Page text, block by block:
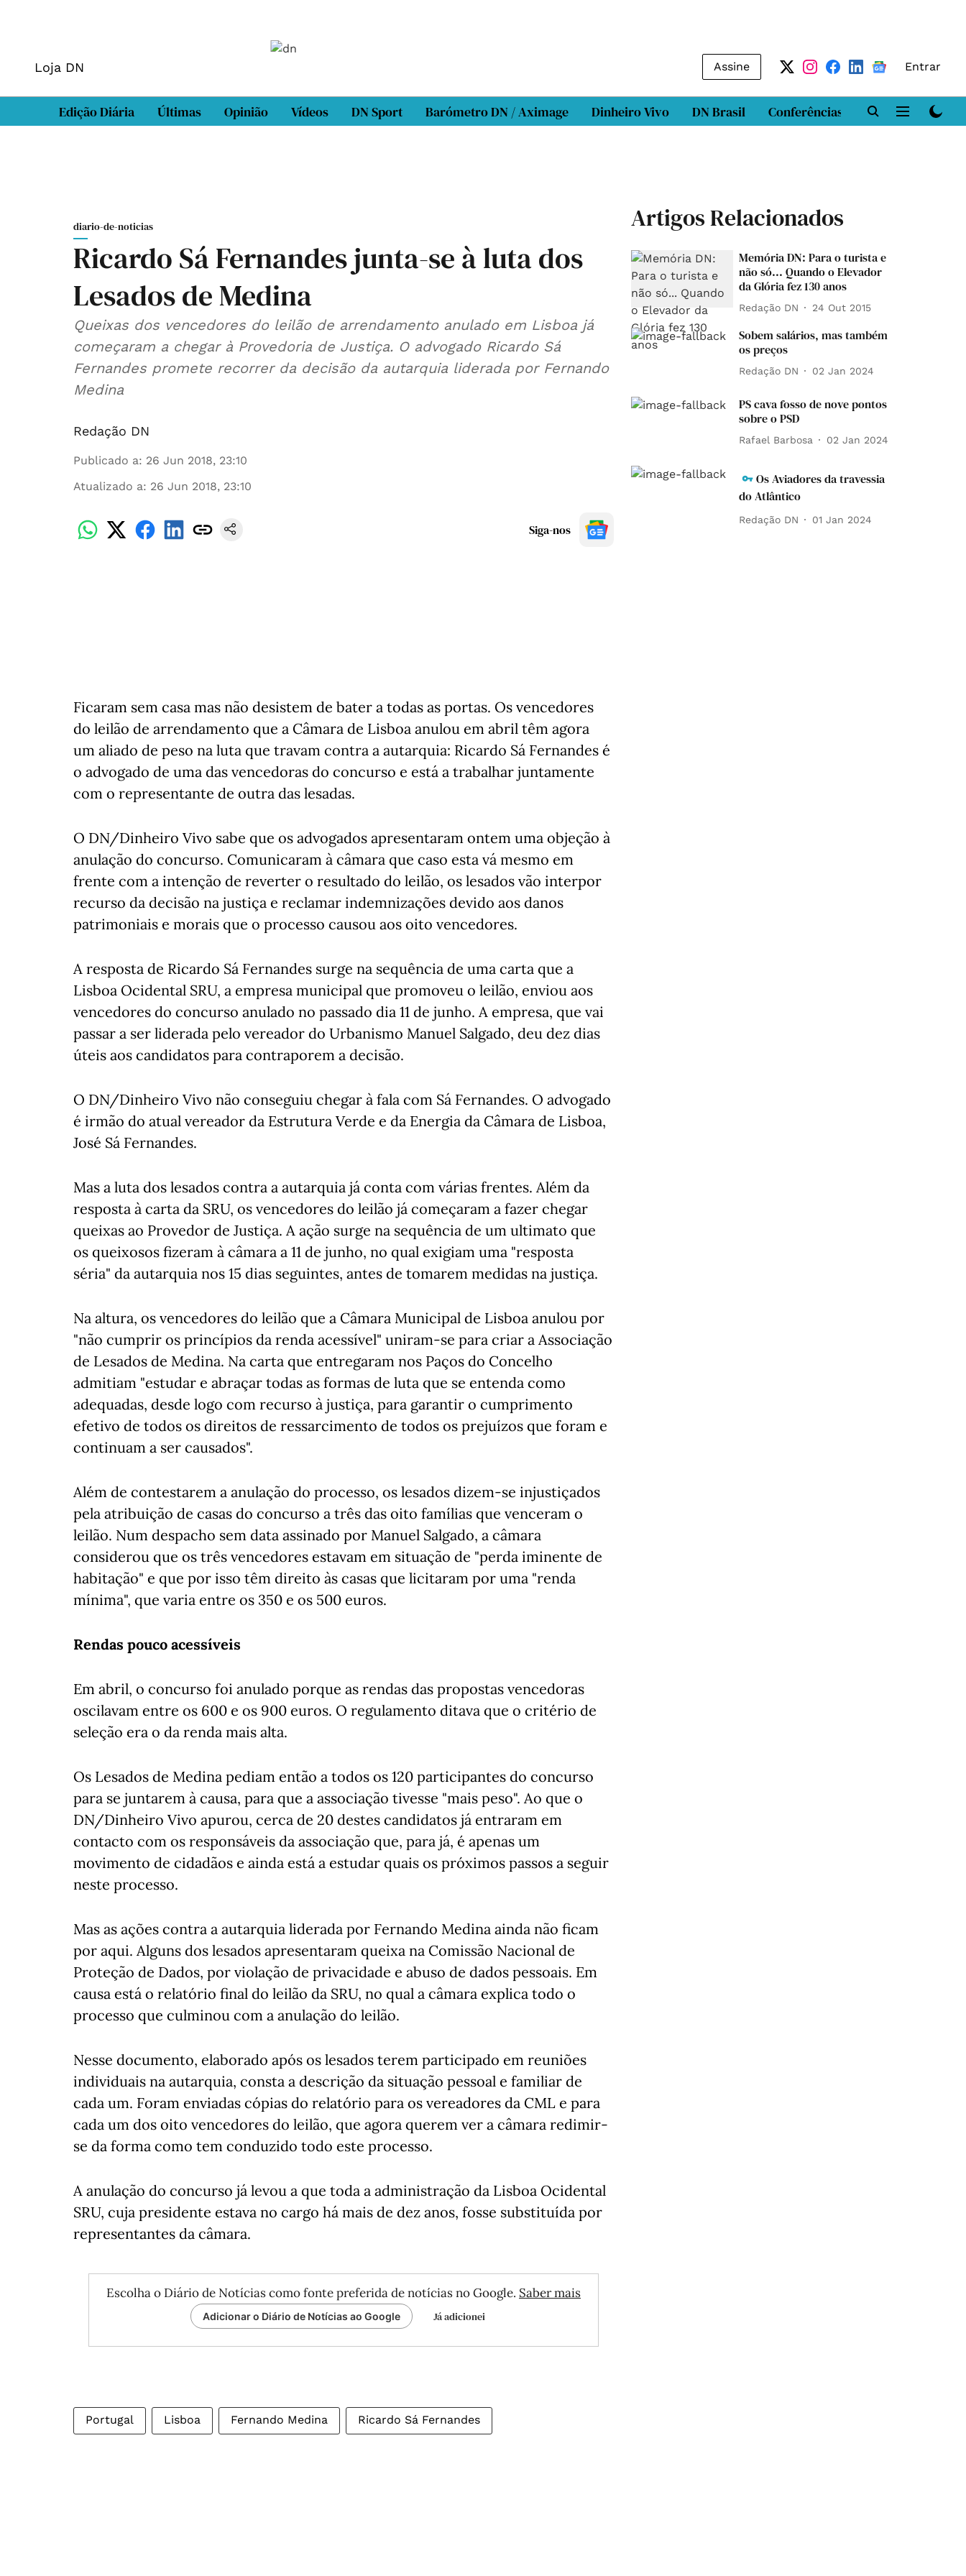
Loja DN Assine Entrar
Edição Diária Últimas Opinião Vídeos DN Sport Barómetro DN / Aximage Dinheiro Vivo DN Brasil Conferências DN LAB
diario-de-noticias
Ricardo Sá Fernandes junta-se à luta dos
Lesados de Medina
Queixas dos vencedores do leilão de arrendamento anulado em Lisboa já
começaram a chegar à Provedoria de Justiça. O advogado Ricardo Sá
Fernandes promete recorrer da decisão da autarquia liderada por Fernando
Medina
Redação DN
Publicado a: 26 Jun 2018, 23:10
Atualizado a: 26 Jun 2018, 23:10
Siga-nos
Ficaram sem casa mas não desistem de bater a todas as portas. Os vencedores
do leilão de arrendamento que a Câmara de Lisboa anulou em abril têm agora
um aliado de peso na luta que travam contra a autarquia: Ricardo Sá Fernandes é
o advogado de uma das vencedoras do concurso e está a trabalhar juntamente
com o representante de outra das lesadas.
O DN/Dinheiro Vivo sabe que os advogados apresentaram ontem uma objeção à
anulação do concurso. Comunicaram à câmara que caso esta vá mesmo em
frente com a intenção de reverter o resultado do leilão, os lesados vão interpor
recurso da decisão na justiça e reclamar indemnizações devido aos danos
patrimoniais e morais que o processo causou aos oito vencedores.
A resposta de Ricardo Sá Fernandes surge na sequência de uma carta que a
Lisboa Ocidental SRU, a empresa municipal que promoveu o leilão, enviou aos
vencedores do concurso anulado no passado dia 11 de junho. A empresa, que vai
passar a ser liderada pelo vereador do Urbanismo Manuel Salgado, deu dez dias
úteis aos candidatos para contraporem a decisão.
O DN/Dinheiro Vivo não conseguiu chegar à fala com Sá Fernandes. O advogado
é irmão do atual vereador da Estrutura Verde e da Energia da Câmara de Lisboa,
José Sá Fernandes.
Mas a luta dos lesados contra a autarquia já conta com várias frentes. Além da
resposta à carta da SRU, os vencedores do leilão já começaram a fazer chegar
queixas ao Provedor de Justiça. A ação surge na sequência de um ultimato que
os queixosos fizeram à câmara a 11 de junho, no qual exigiam uma "resposta
séria" da autarquia nos 15 dias seguintes, antes de tomarem medidas na justiça.
Na altura, os vencedores do leilão que a Câmara Municipal de Lisboa anulou por
"não cumprir os princípios da renda acessível" uniram-se para criar a Associação
de Lesados de Medina. Na carta que entregaram nos Paços do Concelho
admitiam "estudar e abraçar todas as formas de luta que se entenda como
adequadas, desde logo com recurso à justiça, para garantir o cumprimento
efetivo de todos os direitos de ressarcimento de todos os prejuízos que foram e
continuam a ser causados".
Além de contestarem a anulação do processo, os lesados dizem-se injustiçados
pela atribuição de casas do concurso a três das oito famílias que venceram o
leilão. Num despacho sem data assinado por Manuel Salgado, a câmara
considerou que os três vencedores estavam em situação de "perda iminente de
habitação" e que por isso têm direito às casas que licitaram por uma "renda
mínima", que varia entre os 350 e os 500 euros.
Rendas pouco acessíveis
Em abril, o concurso foi anulado porque as rendas das propostas vencedoras
oscilavam entre os 600 e os 900 euros. O regulamento ditava que o critério de
seleção era o da renda mais alta.
Os Lesados de Medina pediam então a todos os 120 participantes do concurso
para se juntarem à causa, para que a associação tivesse "mais peso". Ao que o
DN/Dinheiro Vivo apurou, cerca de 20 destes candidatos já entraram em
contacto com os responsáveis da associação que, para já, é apenas um
movimento de cidadãos e ainda está a estudar quais os próximos passos a seguir
neste processo.
Mas as ações contra a autarquia liderada por Fernando Medina ainda não ficam
por aqui. Alguns dos lesados apresentaram queixa na Comissão Nacional de
Proteção de Dados, por violação de privacidade e abuso de dados pessoais. Em
causa está o relatório final do leilão da SRU, no qual a câmara explica todo o
processo que culminou com a anulação do leilão.
Nesse documento, elaborado após os lesados terem participado em reuniões
individuais na autarquia, consta a descrição da situação pessoal e familiar de
cada um. Foram enviadas cópias do relatório para os vereadores da CML e para
cada um dos oito vencedores do leilão, que agora querem ver a câmara redimir-
se da forma como tem conduzido todo este processo.
A anulação do concurso já levou a que toda a administração da Lisboa Ocidental
SRU, cuja presidente estava no cargo há mais de dez anos, fosse substituída por
representantes da câmara.
Escolha o Diário de Notícias como fonte preferida de notícias no Google. Saber mais
Adicionar o Diário de Notícias ao Google Já adicionei
Portugal Lisboa Fernando Medina Ricardo Sá Fernandes
Artigos Relacionados
Memória DN: Para o turista e
não só... Quando o Elevador
da Glória fez 130 anos
Redação DN 24 Out 2015
Sobem salários, mas também
os preços
Redação DN 02 Jan 2024
PS cava fosso de nove pontos
sobre o PSD
Rafael Barbosa 02 Jan 2024
Os Aviadores da travessia
do Atlântico
Redação DN 01 Jan 2024